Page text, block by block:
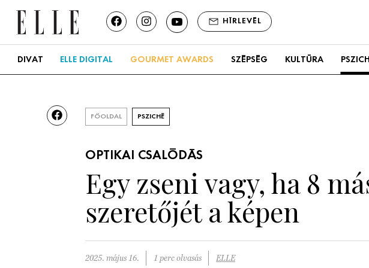
HÍRLEVÉL
DIVAT ELLE DIGITAL GOURMET AWARDS SZÉPSÉG KULTÚRA
FŐOLDAL PSZICHÉ
OPTIKAI CSALÓDÁS
Egy zseni vagy, ha 8
szeretőjét a képen
2025. május 16. 1 perc olvasás ELLE